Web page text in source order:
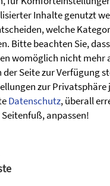
hoechsten.de
Inhalte genutzt
welche
Bitte beachten Sie,
womöglich nicht mehr
Seite zur Verfügung
zur Privatsphäre
Datenschutz, überall
anpassen!